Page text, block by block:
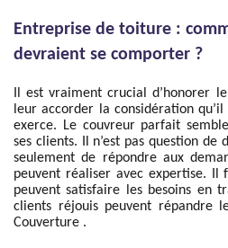
Entreprise de toiture :
devraient se comporter ?
Il est vraiment crucial d’honorer
leur accorder la considération
exerce. Le couvreur parfait
ses clients. Il n’est pas question de
seulement de répondre aux
peuvent réaliser avec expertise. Il
peuvent satisfaire les besoins en
clients réjouis peuvent répandre
Couverture .